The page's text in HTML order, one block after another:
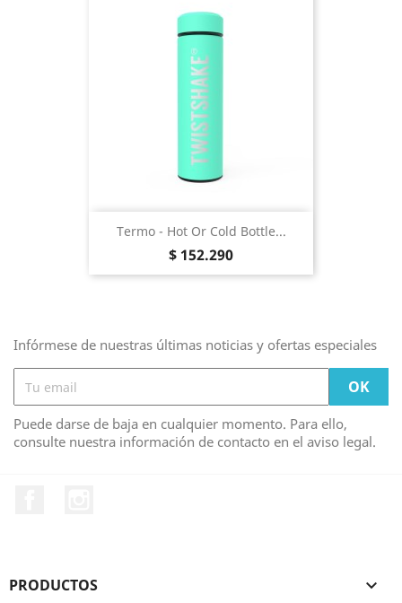
Termo - Hot Or Cold Bottle...
Precio
$ 152.290
Infórmese de nuestras últimas noticias y ofertas especiales
Puede darse de baja en cualquier momento. Para ello,
consulte nuestra información de contacto en el aviso legal.
PRODUCTOS 